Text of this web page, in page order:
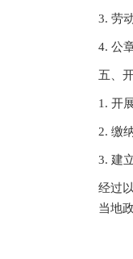
3. 劳
4. 公
五、
1. 开
2. 缴
3. 建
经过
当地